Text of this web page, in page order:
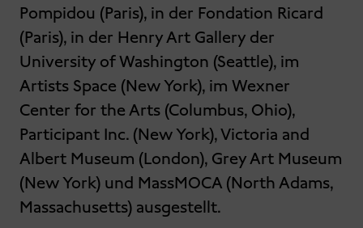
Pompidou (Paris), in der Fondation Ricard
(Paris), in der Henry Art Gallery der
University of Washington (Seattle), im
Artists Space (New York), im Wexner
Center for the Arts (Columbus, Ohio),
Participant Inc. (New York), Victoria and
Albert Museum (London), Grey Art Museum
(New York) und MassMOCA (North Adams,
Massachusetts) ausgestellt.